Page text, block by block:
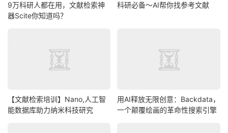
9万科研人都在用，文献检索神
器Scite你知道吗？
科研必备～AI帮你找参考文献
【文献检索培训】Nano,人工智
能数据库助力纳米科技研究
用AI释放无限创意：Backdata，
一个颠覆绘画的革命性搜索引擎